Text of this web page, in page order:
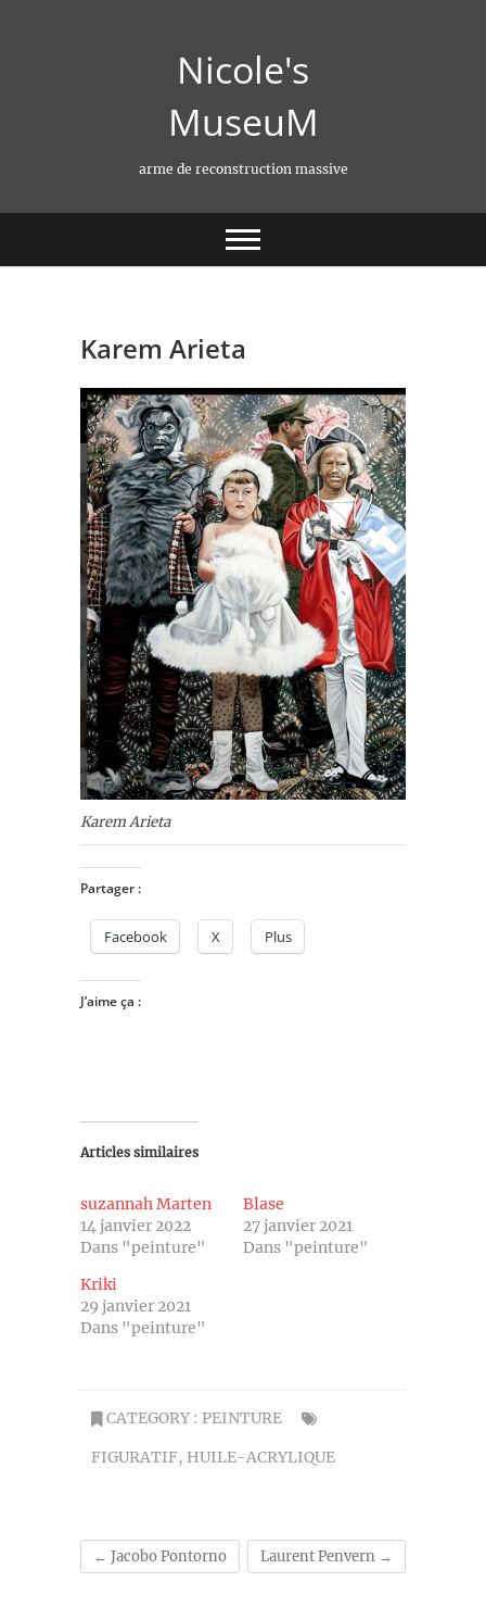
Nicole's
MuseuM
arme de reconstruction massive
Karem Arieta
Karem Arieta
Partager :
Facebook X Plus
J’aime ça :
Articles similaires
suzannah Marten
14 janvier 2022
Dans "peinture"
Blase
27 janvier 2021
Dans "peinture"
Kriki
29 janvier 2021
Dans "peinture"
CATEGORY : PEINTURE
FIGURATIF, HUILE-ACRYLIQUE
← Jacobo Pontorno Laurent Penvern →